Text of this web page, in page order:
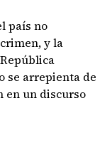
país no
y la
se arrepienta de
en un discurso